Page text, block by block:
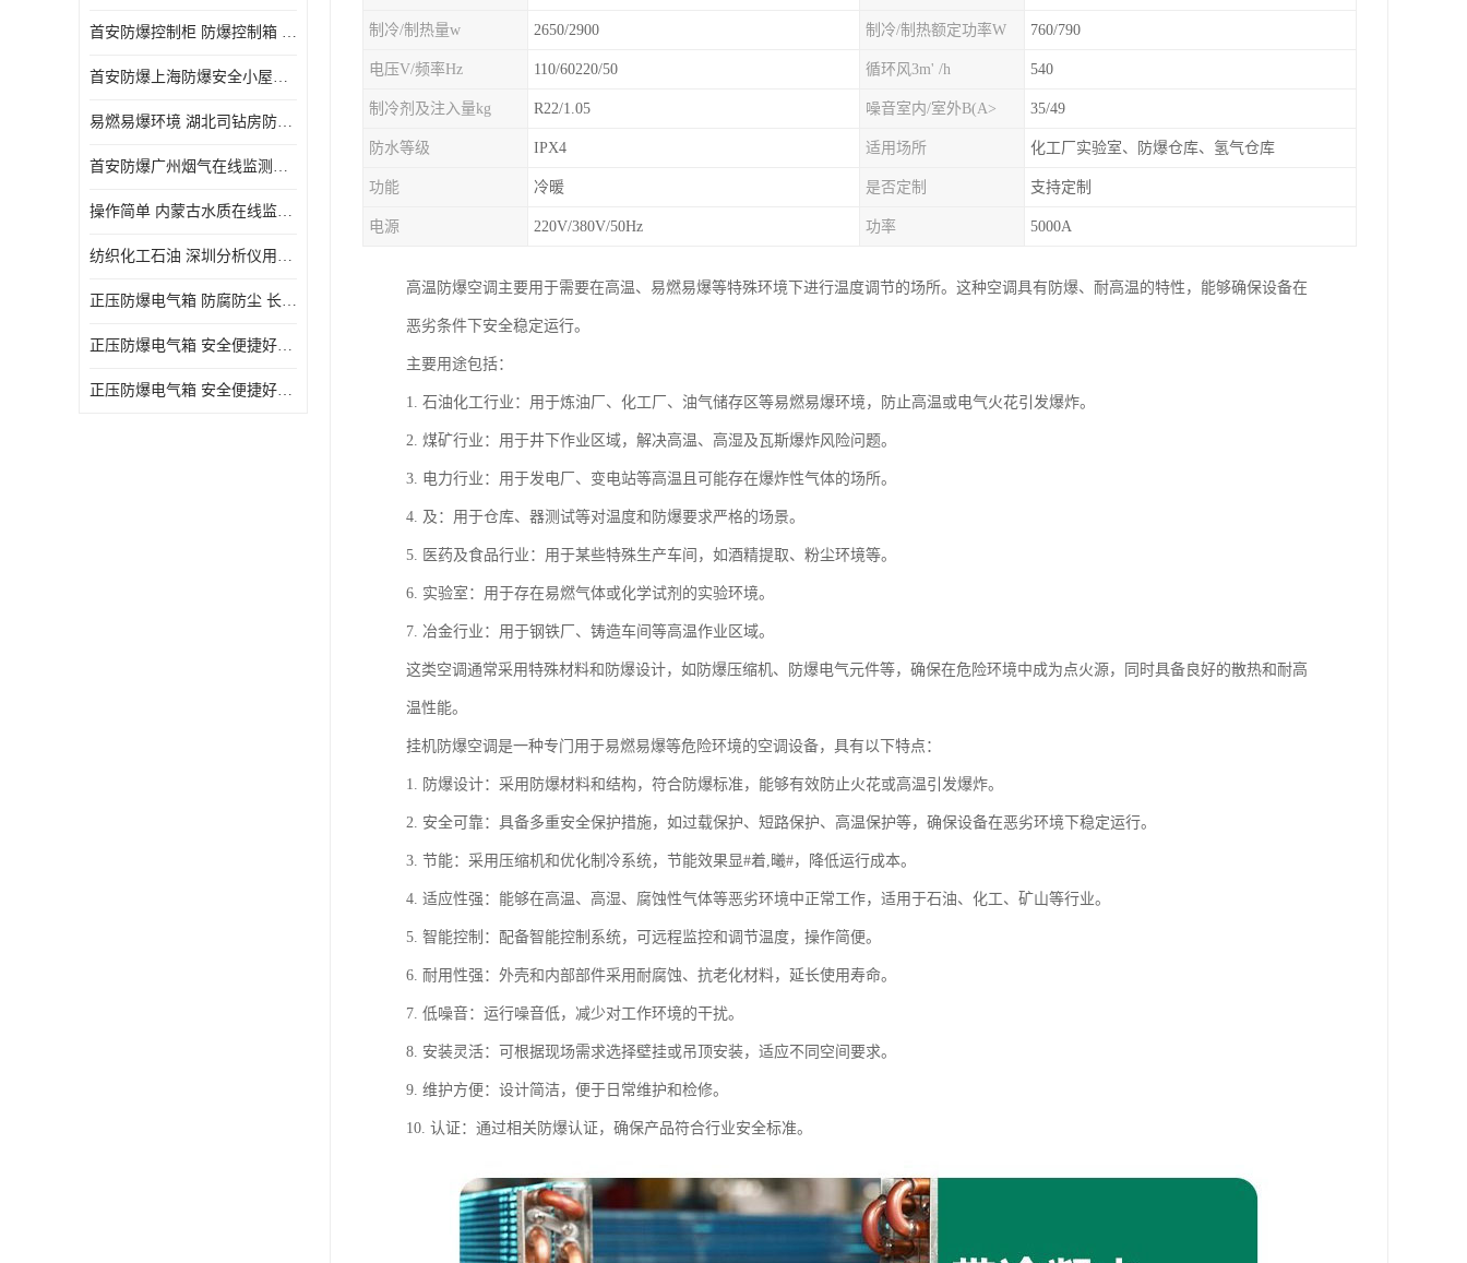
首安防爆控制柜 防爆控制箱 厂家直售
首安防爆上海防爆安全小屋厂家直售
易燃易爆环境 湖北司钻房防爆分析小屋
首安防爆广州烟气在线监测防爆分析小屋厂家直售
操作简单 内蒙古水质在线监测防爆小屋
纺织化工石油 深圳分析仪用防爆小屋
正压防爆电气箱 防腐防尘 长沙正压型防爆电箱
正压防爆电气箱 安全便捷好操作 深圳防爆电气柜
正压防爆电气箱 安全便捷好操作 深圳粉尘防爆正压电气箱
制冷/制热量w 2650/2900 制冷/制热额定功率W 760/790
电压V/频率Hz 110/60220/50 循环风3m' /h 540
制冷剂及注入量kg R22/1.05 噪音室内/室外B(A> 35/49
防水等级 IPX4 适用场所 化工厂实验室、防爆仓库、氢气仓库
功能 冷暖 是否定制 支持定制
电源 220V/380V/50Hz 功率 5000A
高温防爆空调主要用于需要在高温、易燃易爆等特殊环境下进行温度调节的场所。这种空调具有防爆、耐高温的特性，能够确保设备在
恶劣条件下安全稳定运行。
主要用途包括：
1. 石油化工行业：用于炼油厂、化工厂、油气储存区等易燃易爆环境，防止高温或电气火花引发爆炸。
2. 煤矿行业：用于井下作业区域，解决高温、高湿及瓦斯爆炸风险问题。
3. 电力行业：用于发电厂、变电站等高温且可能存在爆炸性气体的场所。
4. 及：用于仓库、器测试等对温度和防爆要求严格的场景。
5. 医药及食品行业：用于某些特殊生产车间，如酒精提取、粉尘环境等。
6. 实验室：用于存在易燃气体或化学试剂的实验环境。
7. 冶金行业：用于钢铁厂、铸造车间等高温作业区域。
这类空调通常采用特殊材料和防爆设计，如防爆压缩机、防爆电气元件等，确保在危险环境中成为点火源，同时具备良好的散热和耐高
温性能。
挂机防爆空调是一种专门用于易燃易爆等危险环境的空调设备，具有以下特点：
1. 防爆设计：采用防爆材料和结构，符合防爆标准，能够有效防止火花或高温引发爆炸。
2. 安全可靠：具备多重安全保护措施，如过载保护、短路保护、高温保护等，确保设备在恶劣环境下稳定运行。
3. 节能：采用压缩机和优化制冷系统，节能效果显#着,曦#，降低运行成本。
4. 适应性强：能够在高温、高湿、腐蚀性气体等恶劣环境中正常工作，适用于石油、化工、矿山等行业。
5. 智能控制：配备智能控制系统，可远程监控和调节温度，操作简便。
6. 耐用性强：外壳和内部部件采用耐腐蚀、抗老化材料，延长使用寿命。
7. 低噪音：运行噪音低，减少对工作环境的干扰。
8. 安装灵活：可根据现场需求选择壁挂或吊顶安装，适应不同空间要求。
9. 维护方便：设计简洁，便于日常维护和检修。
10. 认证：通过相关防爆认证，确保产品符合行业安全标准。